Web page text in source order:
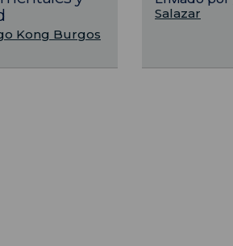
Kong Burgos
Salazar